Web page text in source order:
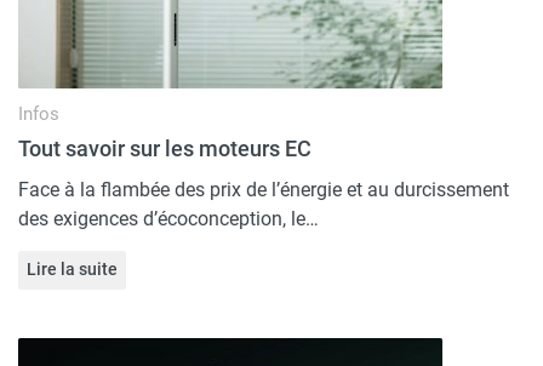
Infos
Tout savoir sur les moteurs EC
Face à la flambée des prix de l’énergie et au durcissement
des exigences d’écoconception, le…
Lire la suite